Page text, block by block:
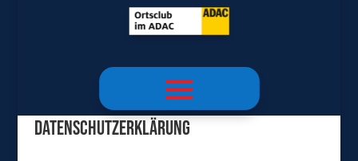
Datenschutzerklärung